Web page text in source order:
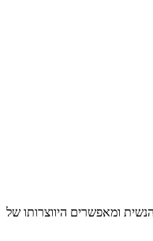
ומאפשרים היווצרותו של